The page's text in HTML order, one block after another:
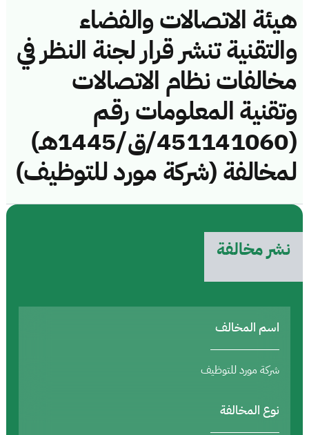
هيئة الاتصالات والفضاء
والتقنية تنشر قرار لجنة النظر في
مخالفات نظام الاتصالات
وتقنية المعلومات رقم
(451141060/ق/1445هـ)
لمخالفة (شركة مورد للتوظيف)
نشر مخالفة
اسم المخالف
شركة مورد للتوظيف
نوع المخالفة